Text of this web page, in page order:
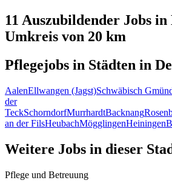
11 Auszubildender Jobs in
Umkreis von 20 km
Pflegejobs in Städten in
AalenEllwangen (Jagst)Schwäbisch
der
TeckSchorndorfMurrhardtBacknang
an der FilsHeubachMögglingenHeiningen
Weitere Jobs in dieser
Pflege und Betreuung